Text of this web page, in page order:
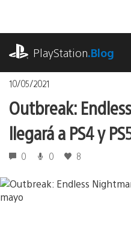
contenido
PlayStation.Blog
10/05/2021
Outbreak:
llegará a PS4 y
0 0 8